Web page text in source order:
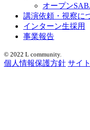
オープン
講演依頼・視察に
インターン生採用
事業報告
© 2022 L community.
個人情報保護方針 サイ